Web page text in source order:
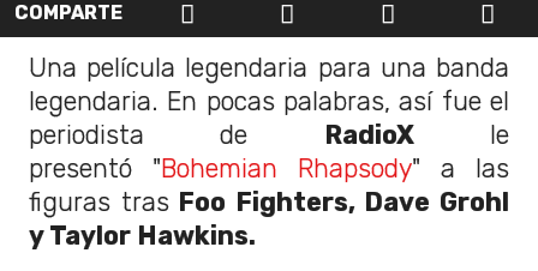
COMPARTE
Una película legendaria para una banda
legendaria. En pocas palabras, así fue el
periodista de RadioXle
presentó "Bohemian Rhapsody" a las
figuras trasFoo Fighters, Dave Grohl
y Taylor Hawkins.